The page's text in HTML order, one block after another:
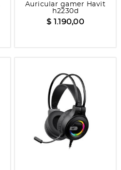
Auricular gamer Havit
h2230d
$ 1.190,00